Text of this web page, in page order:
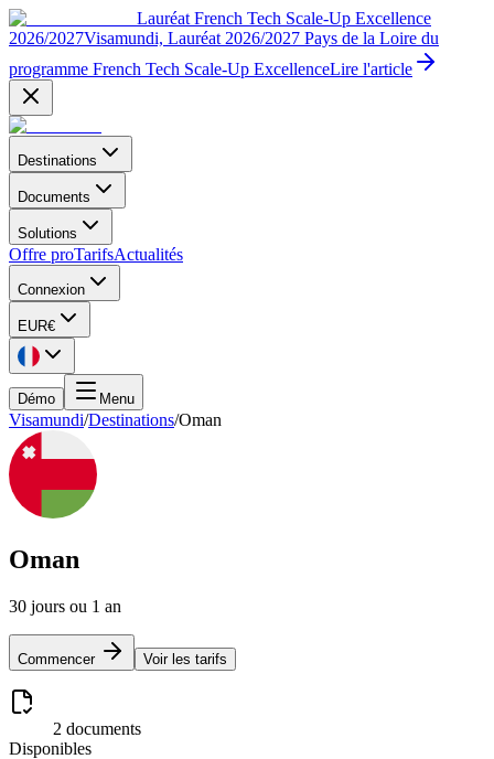
Lauréat French Tech Scale-Up Excellence
2026/2027Visamundi, Lauréat 2026/2027 Pays de la Loire du
programme French Tech Scale-Up ExcellenceLire l'article
Destinations
Documents
Solutions
Offre proTarifsActualités
Connexion
EUR€
Démo Menu
Visamundi/Destinations/Oman
Oman
30 jours ou 1 an
Commencer Voir les tarifs
2 documents
Disponibles